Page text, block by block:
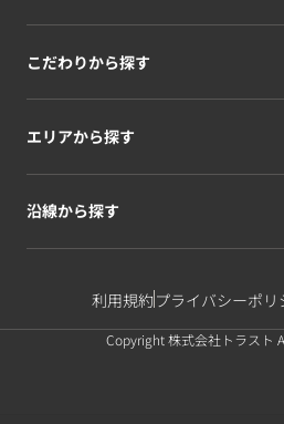
こだわりから探す
エリアから探す
沿線から探す
利用規約プライバシーポリ
Copyright 株式会社トラスト